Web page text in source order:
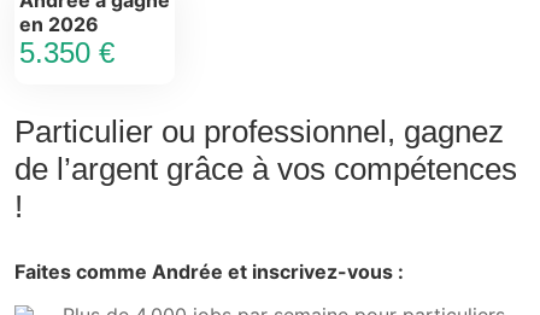
Particulier ou professionnel, gagnez
de l’argent grâce à vos compétences
5.350 €